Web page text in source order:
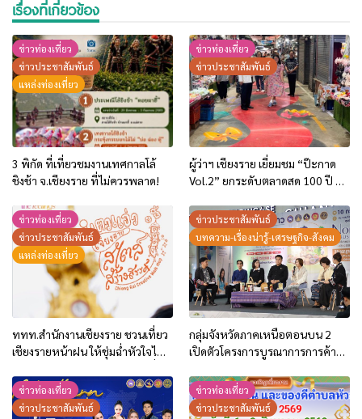
เรื่องที่เกี่ยวข้อง
ข่าวท่องเที่ยว
ข่าวประชาสัมพันธ์
แหล่งท่องเที่ยว
3 พิกัด ที่เที่ยวชมงานเทศกาลโล้
ชิงช้า จ.เชียงราย ที่ไม่ควรพลาด!
ข่าวท่องเที่ยว
ข่าวประชาสัมพันธ์
ผู้ว่าฯ เชียงราย เยี่ยมชม “ป๊ะกาด
Vol.2” ยกระดับตลาดสด 100 ปี สู่
เศรษฐกิจสร้างสรรค์และการท่อง
เที่ยวของเมือง
ข่าวท่องเที่ยว
ข่าวประชาสัมพันธ์
แหล่งท่องเที่ยว
ททท.สำนักงานเชียงราย ชวนเที่ยว
เชียงรายหน้าฝน ให้ชุ่มฉ่ำหัวใจไป
ให้สนุก เก็บแสตมป์ครบ แล้วรับ
ของที่ระลึกสุดพิเศษ! ทันที
ข่าวประชาสัมพันธ์
บทความ-เรื่องน่ารู้-เศรษฐกิจ-สังคม
กลุ่มจังหวัดภาคเหนือตอนบน 2
เปิดตัวโครงการบูรณาการการค้า
กระตุ้นการใช้จ่ายของประชาชน
และนักท่องเที่ยว
ข่าวท่องเที่ยว
ข่าวประชาสัมพันธ์
ข่าวท่องเที่ยว
ข่าวประชาสัมพันธ์